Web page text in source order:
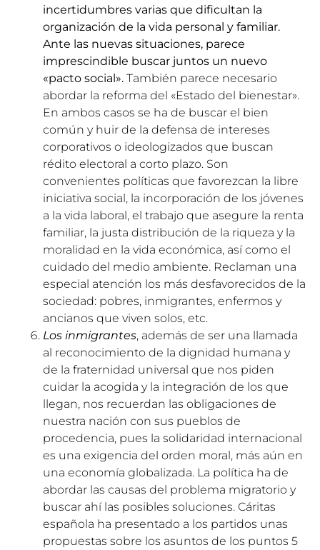
incertidumbres varias que dificultan la
organización de la vida personal y familiar.
Ante las nuevas situaciones, parece
imprescindible buscar juntos un nuevo
«pacto social». También parece necesario
abordar la reforma del «Estado del bienestar».
En ambos casos se ha de buscar el bien
común y huir de la defensa de intereses
corporativos o ideologizados que buscan
rédito electoral a corto plazo. Son
convenientes políticas que favorezcan la libre
iniciativa social, la incorporación de los jóvenes
a la vida laboral, el trabajo que asegure la renta
familiar, la justa distribución de la riqueza y la
moralidad en la vida económica, así como el
cuidado del medio ambiente. Reclaman una
especial atención los más desfavorecidos de la
sociedad: pobres, inmigrantes, enfermos y
ancianos que viven solos, etc.
Los inmigrantes, además de ser una llamada
al reconocimiento de la dignidad humana y
de la fraternidad universal que nos piden
cuidar la acogida y la integración de los que
llegan, nos recuerdan las obligaciones de
nuestra nación con sus pueblos de
procedencia, pues la solidaridad internacional
es una exigencia del orden moral, más aún en
una economía globalizada. La política ha de
abordar las causas del problema migratorio y
buscar ahí las posibles soluciones. Cáritas
española ha presentado a los partidos unas
propuestas sobre los asuntos de los puntos 5